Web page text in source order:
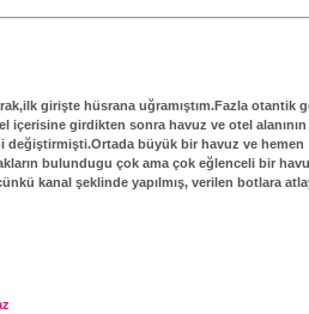
girişte hüsrana uğramıştım.Fazla otantik
içerisine girdikten sonra havuz ve otel alanının
değiştirmişti.Ortada büyük bir havuz ve hemen
bulundugu çok ama çok eğlenceli bir
kanal şeklinde yapılmış, verilen botlara